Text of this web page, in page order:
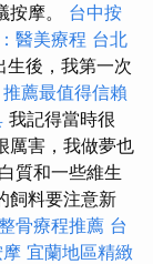
按摩。 台中按
醫美療程 台北
生後，我第一次
推薦最值得信賴
我記得當時很
厲害，我做夢也
質和一些維生
飼料要注意新
骨療程推薦 台
宜蘭地區精緻